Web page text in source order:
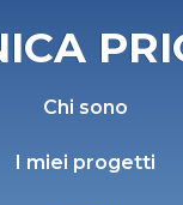
Chi sono
I miei progetti